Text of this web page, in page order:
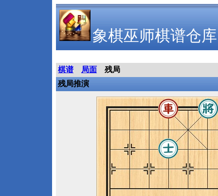
象棋巫师棋谱仓库
棋谱 局面
残局
残局推演